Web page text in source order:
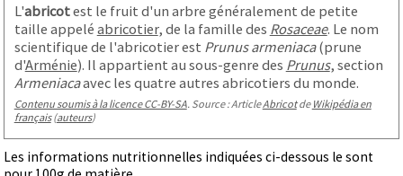
L'abricotest le fruit d'un arbre généralement de petite
taille appelé abricotier, de la famille des Rosaceae. Le nom
scientifique de l'abricotier est Prunus armeniaca(prune
d'Arménie). Il appartient au sous-genre des Prunus, section
Armeniacaavec les quatre autres abricotiers du monde.
Contenu soumis à la licence CC-BY-SA. Source : ArticleAbricotde Wikipédia en
français(auteurs)
Les informations nutritionnelles indiquées ci-dessous le sont